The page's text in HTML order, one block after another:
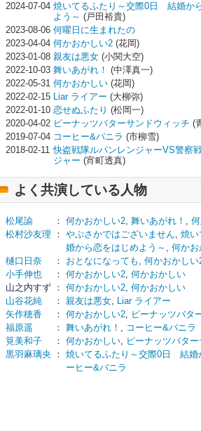
2024-07-04 焼いてるふたり～交際0日 結婚か
よう～ (戸田裕貴)
2023-08-06 何曜日に生まれたの
2023-04-04 何かおかしい2 (花岡)
2023-01-08 親友は悪女 (小関大空)
2022-10-03 舞いあがれ！ (中澤真一)
2022-05-31 何かおかしい (花岡)
2022-02-15 Liar ライアー (大柳弥)
2022-01-10 恋せぬふたり (松岡一)
2020-04-02 ピーナッツバターサンドウィッチ (
2019-07-04 コーヒー&バニラ (市柳雪)
2018-02-11 快盗戦隊ルパンレンジャーVS警察
ジャー (宵町透真)
よく共演している人物
松尾諭 ： 何かおかしい2, 舞いあがれ！ ,
松村沙友理 ： やぶさかではございません, 焼
婚から恋をはじめよう～ , 何かお
樋口日奈
： おとなになっても , 何かおかしい
小手伸也
： 何かおかしい2, 何かおかしい
山之内すず ： 何かおかしい2, 何かおかしい
山谷花純
： 親友は悪女, Liar ライアー
矢作穂香
： 何かおかしい2, ピーナッツバタ
福原遥
： 舞いあがれ！ , コーヒー&バニラ
筧美和子
： 何かおかしい, ピーナッツバタ
黒羽麻璃央 ： 焼いてるふたり～交際0日 結婚
ーヒー&バニラ